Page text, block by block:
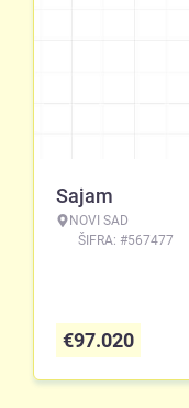
Sajam
NOVI SAD
ŠIFRA: #567477
€97.020